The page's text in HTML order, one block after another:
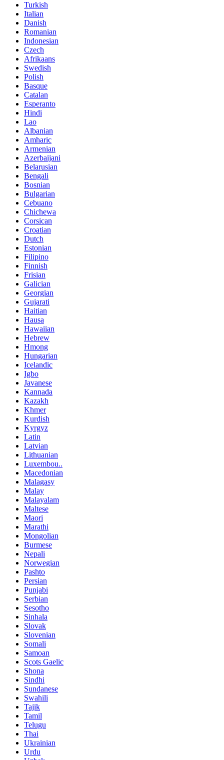
Turkish
Italian
Danish
Romanian
Indonesian
Czech
Afrikaans
Swedish
Polish
Basque
Catalan
Esperanto
Hindi
Lao
Albanian
Amharic
Armenian
Azerbaijani
Belarusian
Bengali
Bosnian
Bulgarian
Cebuano
Chichewa
Corsican
Croatian
Dutch
Estonian
Filipino
Finnish
Frisian
Galician
Georgian
Gujarati
Haitian
Hausa
Hawaiian
Hebrew
Hmong
Hungarian
Icelandic
Igbo
Javanese
Kannada
Kazakh
Khmer
Kurdish
Kyrgyz
Latin
Latvian
Lithuanian
Luxembou..
Macedonian
Malagasy
Malay
Malayalam
Maltese
Maori
Marathi
Mongolian
Burmese
Nepali
Norwegian
Pashto
Persian
Punjabi
Serbian
Sesotho
Sinhala
Slovak
Slovenian
Somali
Samoan
Scots Gaelic
Shona
Sindhi
Sundanese
Swahili
Tajik
Tamil
Telugu
Thai
Ukrainian
Urdu